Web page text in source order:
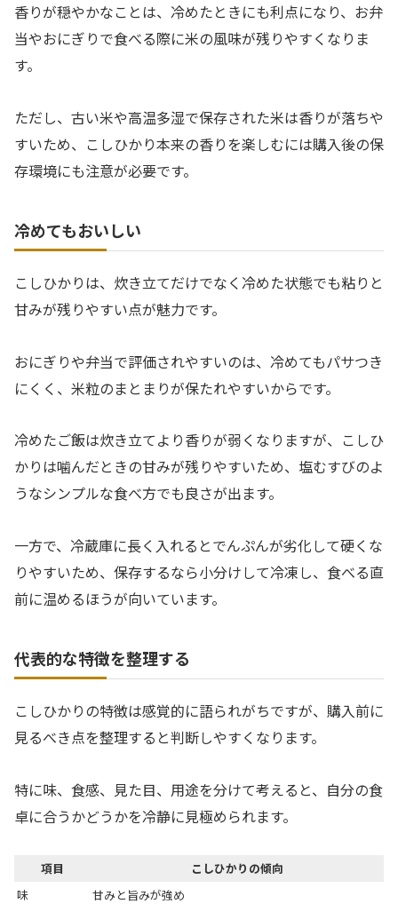
香りが穏やかなことは、冷めたときにも利点になり、お弁
当やおにぎりで食べる際に米の風味が残りやすくなりま
す。
ただし、古い米や高温多湿で保存された米は香りが落ちや
すいため、こしひかり本来の香りを楽しむには購入後の保
存環境にも注意が必要です。
冷めてもおいしい
こしひかりは、炊き立てだけでなく冷めた状態でも粘りと
甘みが残りやすい点が魅力です。
おにぎりや弁当で評価されやすいのは、冷めてもパサつき
にくく、米粒のまとまりが保たれやすいからです。
冷めたご飯は炊き立てより香りが弱くなりますが、こしひ
かりは噛んだときの甘みが残りやすいため、塩むすびのよ
うなシンプルな食べ方でも良さが出ます。
一方で、冷蔵庫に長く入れるとでんぷんが劣化して硬くな
りやすいため、保存するなら小分けして冷凍し、食べる直
前に温めるほうが向いています。
代表的な特徴を整理する
こしひかりの特徴は感覚的に語られがちですが、購入前に
見るべき点を整理すると判断しやすくなります。
特に味、食感、見た目、用途を分けて考えると、自分の食
卓に合うかどうかを冷静に見極められます。
項目
こしひかりの傾向
味
甘みと旨みが強め